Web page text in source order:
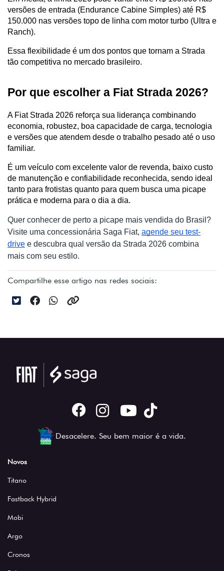
versões de entrada (Endurance Cabine Simples) até R$
150.000 nas versões topo de linha com motor turbo (Ultra e
Ranch).
Essa flexibilidade é um dos pontos que tornam a Strada
tão competitiva no mercado brasileiro.
Por que escolher a Fiat Strada 2026?
A Fiat Strada 2026 reforça sua liderança combinando
economia, robustez, boa capacidade de carga, tecnologia
e versões que atendem desde o trabalho pesado até o uso
familiar.
É um veículo com excelente valor de revenda, baixo custo
de manutenção e confiabilidade reconhecida, sendo ideal
tanto para frotistas quanto para quem busca uma picape
prática e moderna para o dia a dia.
Quer conhecer de perto a picape mais vendida do Brasil?
Visite uma concessionária Saga Fiat, agende seu test-
drive e descubra qual versão da Strada 2026 combina
mais com seu estilo.
Compartilhe esse artigo nas redes sociais:
Desacelere. Seu bem maior é a vida.
Novos
Titano
Fastback Hybrid
Mobi
Argo
Cronos